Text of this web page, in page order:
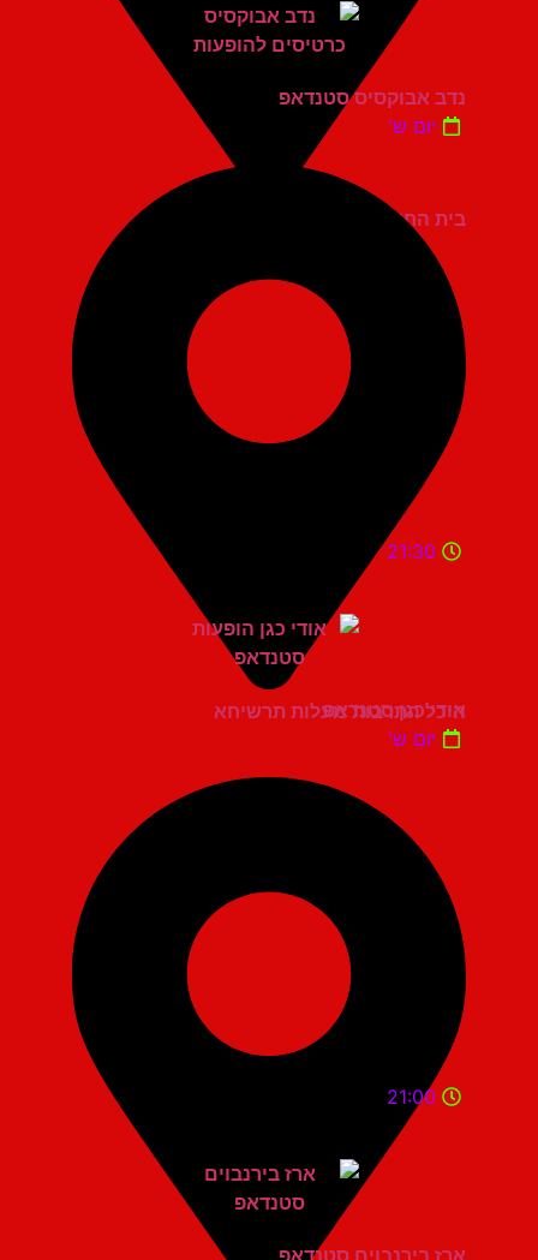
בית החייל תל אביב
נדב אבוקסיס סטנדאפ
יום ש'
היכל התרבות מעלות תרשיחא
21:30
אודי כגן סטנדאפ
יום ש'
21:00
ארז בירנבוים סטנדאפ